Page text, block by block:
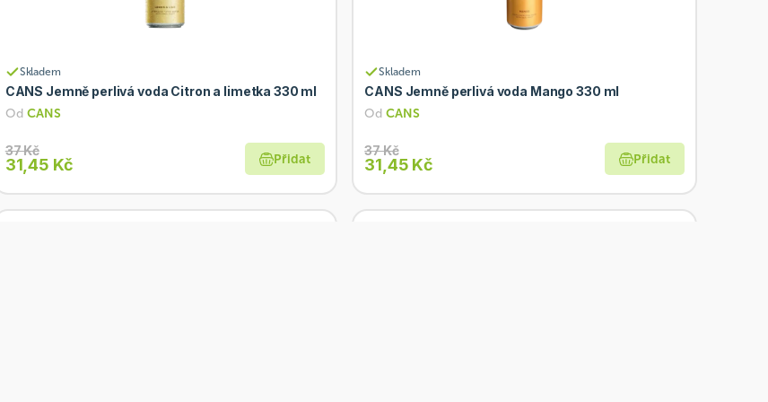
Skladem
CANS Jemně perlivá voda Citron a limetka 330 ml
Od CANS
37 Kč
31,45 Kč Přidat
Skladem
CANS Jemně perlivá voda Mango 330 ml
OdCANS
37 Kč
31,45 Kč Přidat